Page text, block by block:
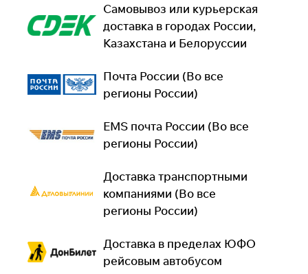
Самовывоз или курьерская
доставка в городах России,
Казахстана и Белоруссии
Почта России (Во все
регионы России)
EMS почта России (Во все
регионы России)
Доставка транспортными
компаниями (Во все
регионы России)
Доставка в пределах ЮФО
рейсовым автобусом